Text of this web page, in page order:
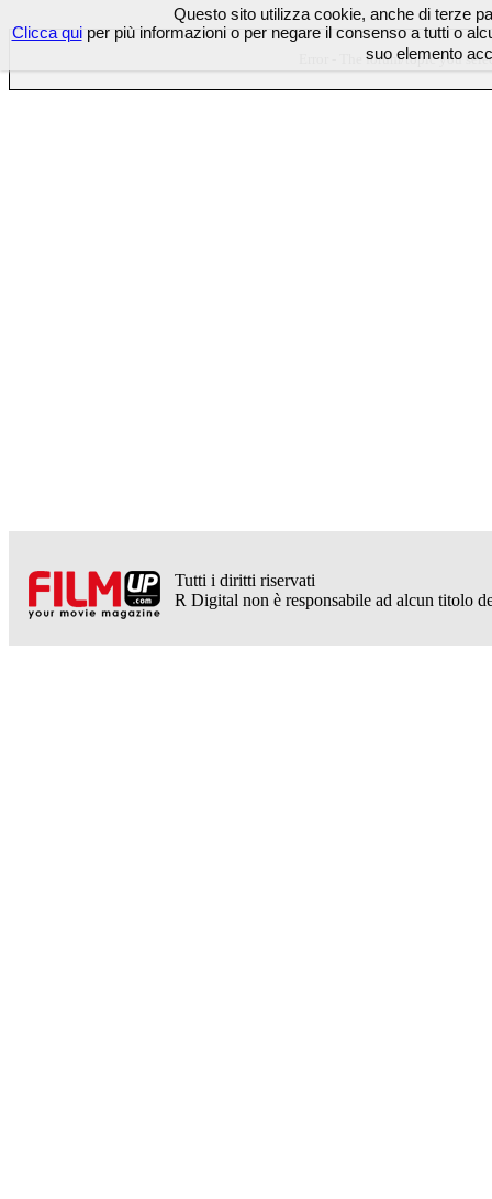
Error - The forum/topic you
Tutti i diritti riservati
R Digital non è responsabile ad alcun titolo
Questo sito utilizza cookie, anche di terze
Clicca quiper più informazioni o per negare il consenso a tutti o
suo elemento